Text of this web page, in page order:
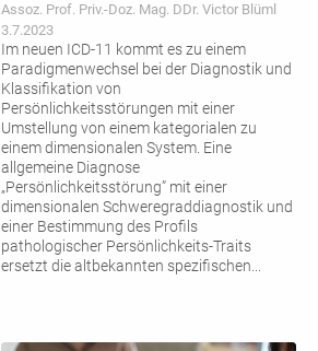
Assoz. Prof. Priv.-Doz. Mag. DDr. Victor Blüml
3.7.2023
Im neuen ICD-11 kommt es zu einem
Paradigmenwechsel bei der Diagnostik und
Klassifikation von
Persönlichkeitsstörungen mit einer
Umstellung von einem kategorialen zu
einem dimensionalen System. Eine
allgemeine Diagnose
„Persönlichkeitsstörung” mit einer
dimensionalen Schweregraddiagnostik und
einer Bestimmung des Profils
pathologischer Persönlichkeits-Traits
ersetzt die altbekannten spezifischen...